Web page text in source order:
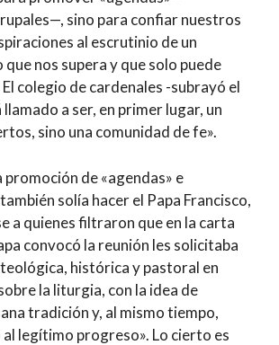
sino para confiar nuestros
al escrutinio de un
nos supera y que solo puede
colegio de cardenales -subrayó el
llamado a ser, en primer lugar, un
sino una comunidad de fe».
promoción de «agendas» e
solía hacer el Papa Francisco,
a quienes filtraron que en la carta
convocó la reunión les solicitaba
histórica y pastoral en
la liturgia, con la idea de
tradición y, al mismo tiempo,
legítimo progreso». Lo cierto es